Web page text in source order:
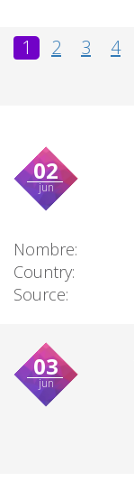
1 2 3 4
02
jun
Nombre:
Country:
Source:
03
jun